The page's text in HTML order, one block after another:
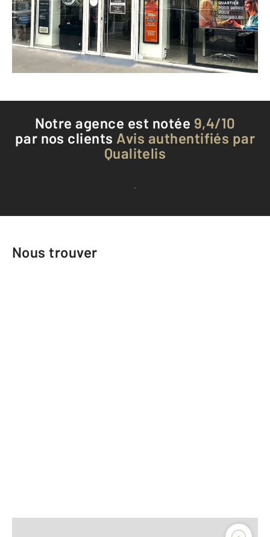
Envoyer un message
Téléphoner à l'agence
Notre agence est notée 9,4/10
par nos clients Avis authentifiés par
Qualitelis
Voir tous les avis clients
Nous trouver